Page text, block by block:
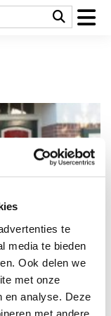
te
media te bieden
Ook delen we
met onze
en analyse. Deze
met andere
negentiende
zo kleine dorp op
werd een
Hilversum’
De